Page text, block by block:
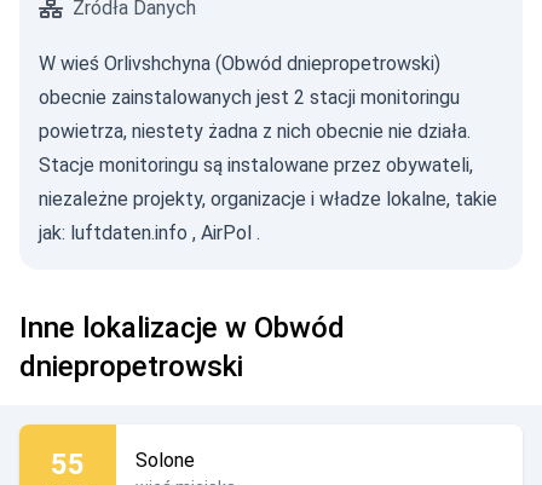
Źródła Danych
W wieś Orlivshchyna (Obwód dniepropetrowski)
obecnie zainstalowanych jest 2 stacji monitoringu
powietrza, niestety żadna z nich obecnie nie działa.
Stacje monitoringu są instalowane przez obywateli,
niezależne projekty, organizacje i władze lokalne, takie
jak: luftdaten.info , AirPol .
Inne lokalizacje w Obwód
dniepropetrowski
55 Solone